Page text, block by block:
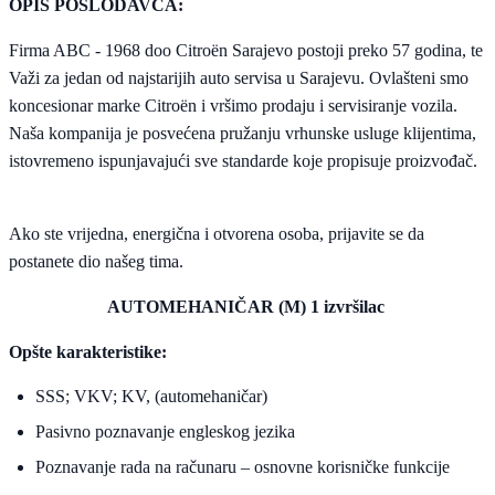
OPIS POSLODAVCA:
Firma ABC - 1968 doo Citroën Sarajevo postoji preko 57 godina, te
Važi za jedan od najstarijih auto servisa u Sarajevu. Ovlašteni smo
koncesionar marke Citroën i vršimo prodaju i servisiranje vozila.
Naša kompanija je posvećena pružanju vrhunske usluge klijentima,
istovremeno ispunjavajući sve standarde koje propisuje proizvođač.
Ako ste vrijedna, energična i otvorena osoba, prijavite se da
postanete dio našeg tima.
AUTOMEHANIČAR (M) 1 izvršilac
Opšte karakteristike:
SSS; VKV; KV, (automehaničar)
Pasivno poznavanje engleskog jezika
Poznavanje rada na računaru – osnovne korisničke funkcije